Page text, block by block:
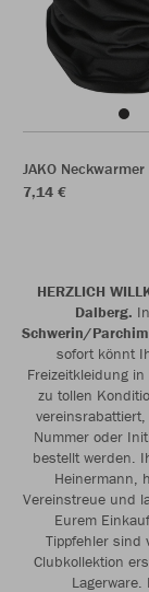
JAKO
7,14 €
HERZLICH
Dalberg.
Schwerin/Parchim
sofort könnt
Freizeitkleidung
zu tollen
Nummer oder
bestellt werden.
Heinermann,
Vereinstreue und
Eurem
Tippfehler sind
Clubkollektion